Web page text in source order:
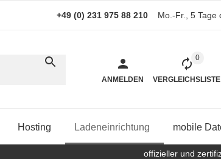
+49 (0) 231 975 88 210 Mo.-Fr., 5 Tage
ANMELDEN
0
VERGLEICHSLISTE
Hosting Ladeneinrichtung mobile
offizieller und